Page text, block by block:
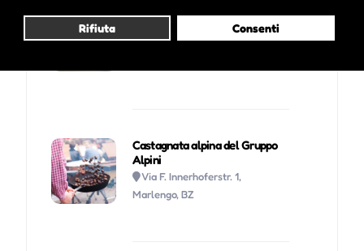
Rifiuta Consenti
Echt.Hand.Gemacht – das
Marlinger Marktfestl
Via A. Pattis 1 - Parco pubblico,
Castagnata alpina del Gruppo
Alpini
Via F. Innerhoferstr. 1,
Marlengo, BZ